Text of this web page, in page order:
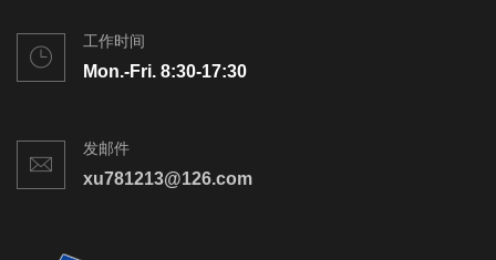
工作时间
Mon.-Fri. 8:30-17:30
发邮件
xu781213@126.com